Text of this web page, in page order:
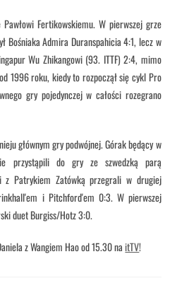
Fertikowskiemu. W pierwszej grze
Bośniaka Admira Duranspahicia 4:1, lecz w
Wu Zhikangowi (93. ITTF) 2:4, mimo
1996 roku, kiedy to rozpoczął się cykl Pro
gry pojedynczej w całości rozegrano
głównym gry podwójnej. Górak będący w
przystąpili do gry ze szwedzką parą
z Patrykiem Zatówką przegrali w drugiej
i Pitchford'em 0:3. W pierwszej
duet Burgiss/Hotz 3:0.
z Wangiem Hao od 15.30 na itTV!